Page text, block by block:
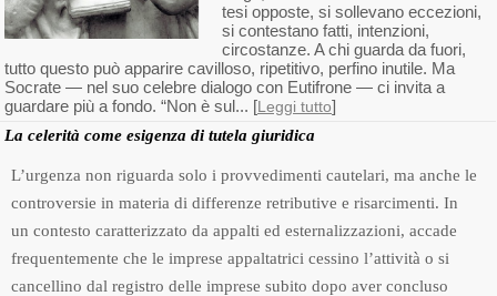
tesi opposte, si sollevano eccezioni,
si contestano fatti, intenzioni,
circostanze. A chi guarda da fuori,
tutto questo può apparire cavilloso, ripetitivo, perfino inutile. Ma
Socrate — nel suo celebre dialogo con Eutifrone — ci invita a
guardare più a fondo. “Non è sul... [Leggi tutto]
La celerità come esigenza di tutela giuridica
L’urgenza non riguarda solo i provvedimenti cautelari, ma anche le
controversie in materia di differenze retributive e risarcimenti. In
un contesto caratterizzato da appalti ed esternalizzazioni, accade
frequentemente che le imprese appaltatrici cessino l’attività o si
cancellino dal registro delle imprese subito dopo aver concluso